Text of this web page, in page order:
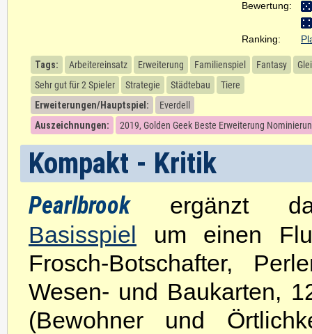
Bewertung:
Ranking:
Tags: Arbeitereinsatz Erweiterung Familienspiel Fantasy
Sehr gut für 2 Spieler
Strategie Städtebau
Tiere
Erweiterungen/Hauptspiel:
Everdell
Auszeichnungen:
2019, Golden Geek Beste Erweiterung
Kompakt - Kritik
Pearlbrook ergänzt
Basisspiel um einen
Frosch-Botschafter,
Wesen- und Baukarten,
(Bewohner und